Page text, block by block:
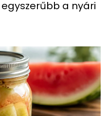
a nyári